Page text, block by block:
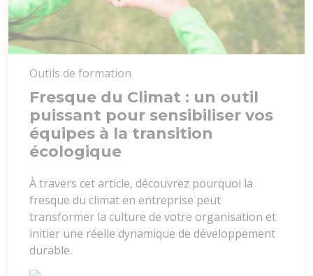
Outils de formation
Fresque du Climat : un outil
puissant pour sensibiliser vos
équipes à la transition
écologique
À travers cet article, découvrez pourquoi la
fresque du climat en entreprise peut
transformer la culture de votre organisation et
initier une réelle dynamique de développement
durable.